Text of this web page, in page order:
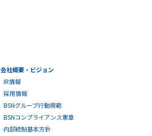
会社概要・ビジョン
IR情報
採用情報
BSNグループ行動規範
BSNコンプライアンス憲章
内部統制基本方針